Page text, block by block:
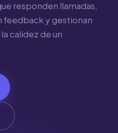
responden llamadas,
feedback y gestionan
calidez de un